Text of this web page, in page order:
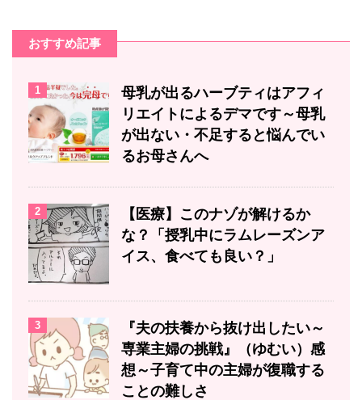
おすすめ記事
1
母乳が出るハーブティはアフィ
リエイトによるデマです～母乳
が出ない・不足すると悩んでい
るお母さんへ
2
【医療】このナゾが解けるか
な？「授乳中にラムレーズンア
イス、食べても良い？」
3
『夫の扶養から抜け出したい～
専業主婦の挑戦』（ゆむい）感
想～子育て中の主婦が復職する
ことの難しさ